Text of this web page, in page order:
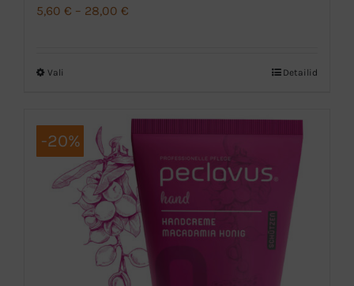
5,60 € – 28,00 €
Vali
on
mitu
varianti.
Valikuid
saab
tootelehel.
Detailid
-20%